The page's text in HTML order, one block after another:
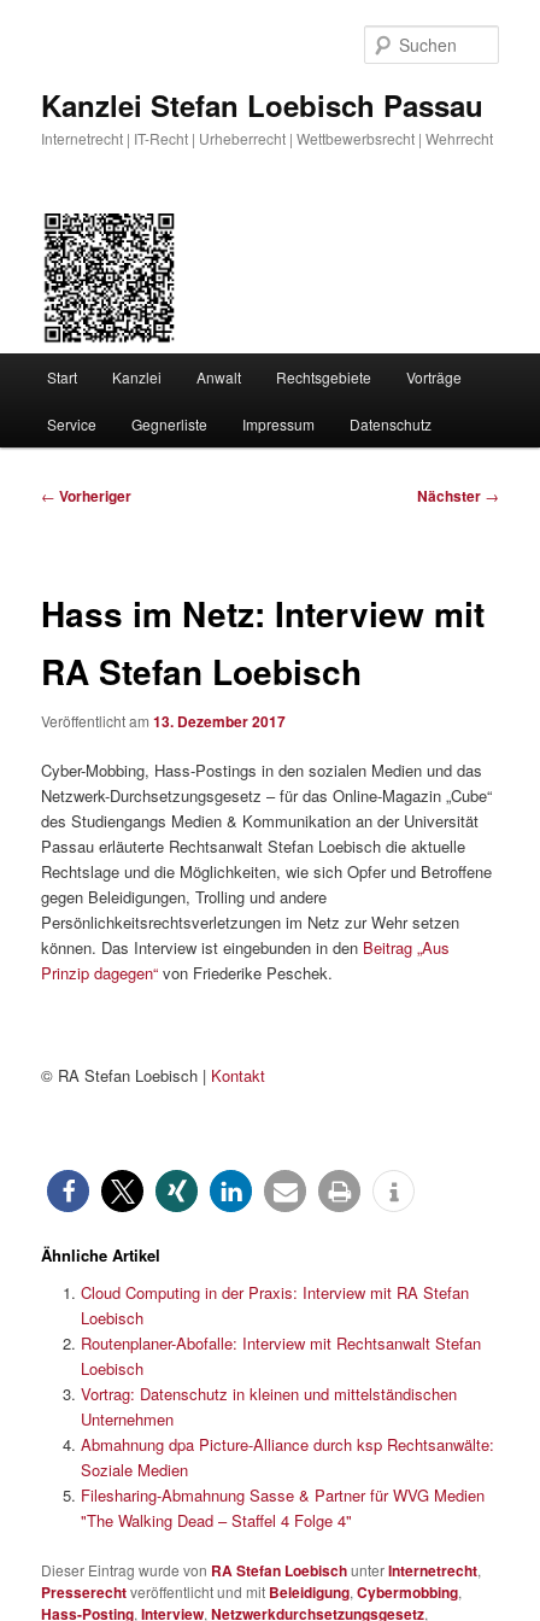
Kanzlei Stefan Loebisch Passau
Internetrecht | IT-Recht | Urheberrecht | Wettbewerbsrecht | Wehrrecht
Start Kanzlei Anwalt Rechtsgebiete Vorträge
Service Gegnerliste Impressum Datenschutz
Beitragsnavigation
← Vorheriger Nächster →
Hass im Netz: Interview mit
RA Stefan Loebisch
Veröffentlicht am13. Dezember 2017
Cyber-Mobbing, Hass-Postings in den sozialen Medien und das
Netzwerk-Durchsetzungsgesetz – für das Online-Magazin „Cube“
des Studiengangs Medien & Kommunikation an der Universität
Passau erläuterte Rechtsanwalt Stefan Loebisch die aktuelle
Rechtslage und die Möglichkeiten, wie sich Opfer und Betroffene
gegen Beleidigungen, Trolling und andere
Persönlichkeitsrechtsverletzungen im Netz zur Wehr setzen
können. Das Interview ist eingebunden in den Beitrag „Aus
Prinzip dagegen“ von Friederike Peschek.
© RA Stefan Loebisch | Kontakt
Ähnliche Artikel
Cloud Computing in der Praxis: Interview mit RA Stefan
Loebisch
Routenplaner-Abofalle: Interview mit Rechtsanwalt Stefan
Loebisch
Vortrag: Datenschutz in kleinen und mittelständischen
Unternehmen
Abmahnung dpa Picture-Alliance durch ksp Rechtsanwälte:
Soziale Medien
Filesharing-Abmahnung Sasse & Partner für WVG Medien
"The Walking Dead – Staffel 4 Folge 4"
Dieser Eintrag wurde von RA Stefan LoebischunterInternetrecht,
Presserechtveröffentlicht und mit Beleidigung,Cybermobbing,
Hass-Posting,Interview,Netzwerkdurchsetzungsgesetz,